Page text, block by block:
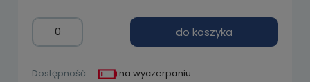
do koszyka
Dostępność:
na wyczerpaniu